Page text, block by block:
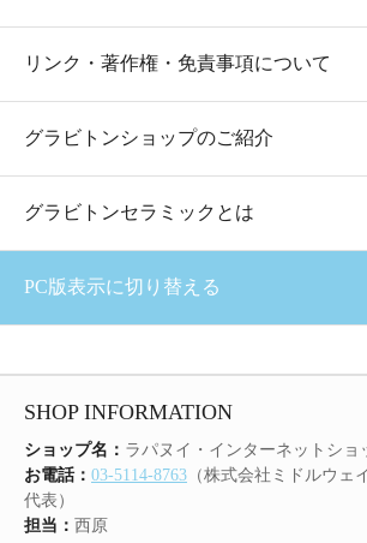
リンク・著作権・免責事項について
グラビトンショップのご紹介
グラビトンセラミックとは
PC版表示に切り替える
SHOP INFORMATION
ショップ名： ラパヌイ・インターネットショ
お電話： 03-5114-8763 （株式会社ミドルウェ
代表）
担当： 西原